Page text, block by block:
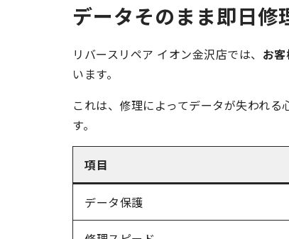
データそのまま即日修
リバースリペア イオン金沢店では、 お
います。
これは、修理によってデータが失われ
す。
項目
データ保護